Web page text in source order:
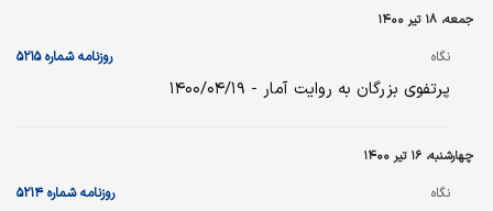
جمعه، ۱۸ تیر ۱۴۰۰
نگاه روزنامه شماره ۵۲۱۵
پرتفوی بزرگان به روایت آمار - ۱۴۰۰/۰۴/۱۹
چهارشنبه، ۱۶ تیر ۱۴۰۰
نگاه روزنامه شماره ۵۲۱۴